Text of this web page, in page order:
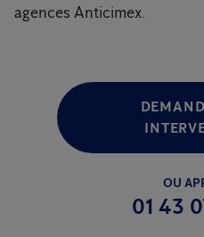
agences Anticimex.
OU
01 43